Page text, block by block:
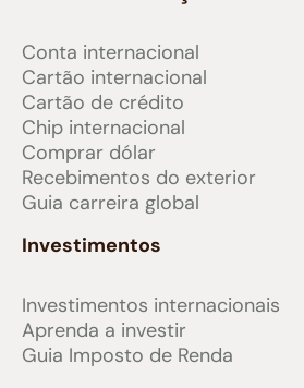
Conta internacional
Cartão internacional
Cartão de crédito
Chip internacional
Comprar dólar
Recebimentos do exterior
Guia carreira global
Investimentos
Investimentos internacionais
Aprenda a investir
Guia Imposto de Renda